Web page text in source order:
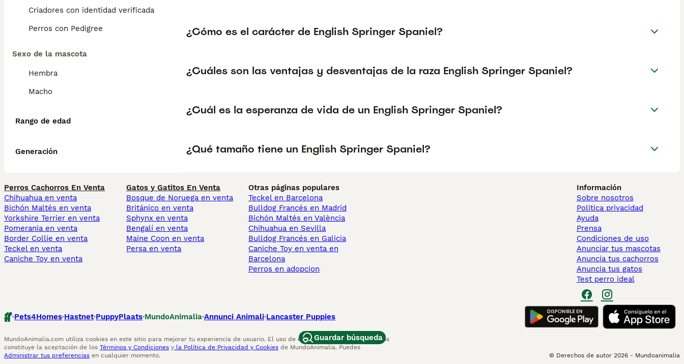
Criadores con identidad verificada
Perros con Pedigree
Sexo de la mascota
Hembra
Macho
Rango de edad
Generación
¿Cómo es el carácter de English Springer Spaniel?
¿Cuáles son las ventajas y desventajas de la raza English Springer Spaniel?
¿Cuál es la esperanza de vida de un English Springer Spaniel?
¿Qué tamaño tiene un English Springer Spaniel?
Guardar búsqueda
Perros Cachorros En Venta
Chihuahua en venta
Bichón Maltés en venta
Yorkshire Terrier en venta
Pomerania en venta
Border Collie en venta
Teckel en venta
Caniche Toy en venta
Gatos y Gatitos En Venta
Bosque de Noruega en venta
Británico en venta
Sphynx en venta
Bengalí en venta
Maine Coon en venta
Persa en venta
Otras páginas populares
Teckel en Barcelona
Bulldog Francés en Madrid
Bichón Maltés en València
Chihuahua en Sevilla
Bulldog Francés en Galicia
Caniche Toy en venta en
Barcelona
Perros en adopcion
Información
Sobre nosotros
Politica privacidad
Ayuda
Prensa
Condiciones de uso
Anunciar tus mascotas
Anuncia tus cachorros
Anuncia tus gatos
Test perro ideal
Pets4Homes Hastnet PuppyPlaats MundoAnimalia Annunci Animali Lancaster Puppies
MundoAnimalia.com utiliza cookies en este sitio para mejorar tu experiencia de usuario. El uso de este sitio web y otros servicios
constituye la aceptación de los Términos y Condiciones y la Política de Privacidad y Cookies de MundoAnimalia. Puedes
Administrar tus preferencias en cualquier momento. © Derechos de autor 2026 - Mundoanimalia